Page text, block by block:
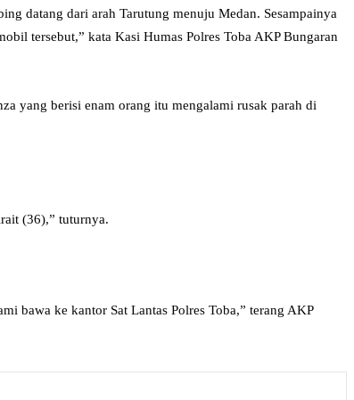
datang dari arah Tarutung menuju Medan. Sesampainya
tersebut,” kata Kasi Humas Polres Toba AKP Bungaran
yang berisi enam orang itu mengalami rusak parah di
(36),” tuturnya.
bawa ke kantor Sat Lantas Polres Toba,” terang AKP